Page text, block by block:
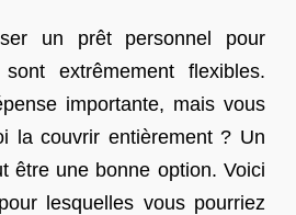
un prêt personnel pour
extrêmement flexibles.
importante, mais vous
la couvrir entièrement ? Un
être une bonne option. Voici
lesquelles vous pourriez